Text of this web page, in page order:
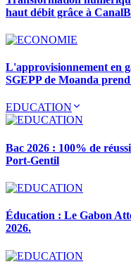
haut débit grâce à
L'approvisionnement en
SGEPP de Moanda
EDUCATION
Bac 2026 : 100% de
Port-Gentil
Éducation : Le Gabon
2026.